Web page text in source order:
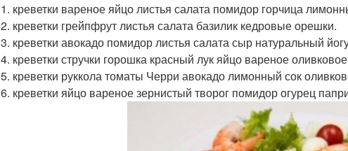
1. креветки вареное яйцо листья салата помидор горчица
2. креветки грейпфрут листья салата базилик кедровые орешки.
3. креветки авокадо помидор листья салата сыр натуральный
4. креветки стручки горошка красный лук яйцо вареное
5. креветки руккола томаты Черри авокадо лимонный сок
6. креветки яйцо вареное зернистый творог помидор огурец